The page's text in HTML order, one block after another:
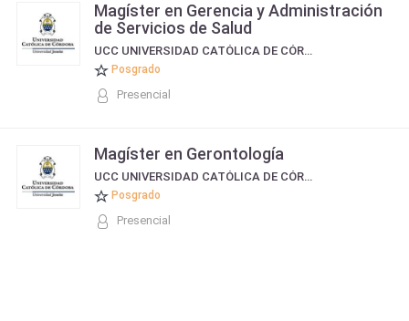
Magíster en Gerencia y Administración
de Servicios de Salud
UCC UNIVERSIDAD CATÓLICA DE CÓRDOBA
Posgrado
Presencial
Magíster en Gerontología
UCC UNIVERSIDAD CATÓLICA DE CÓRDOBA
Posgrado
Presencial